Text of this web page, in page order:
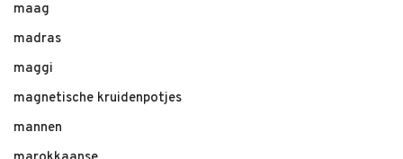
maag
madras
maggi
magnetische kruidenpotjes
mannen